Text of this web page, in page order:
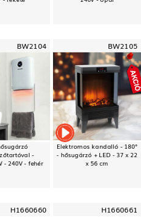
BW2104
-
- 240V - fehér
BW2105
Elektromos kandalló - 180°
- hősugárzó + LED - 37 x 22
x 56 cm
H1660660 H1660661